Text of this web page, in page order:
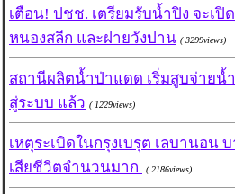
เตือน! ปชช. เตรียมรับน้ำปิง จะเปิ
หนองสลีก และฝายวังปาน ( 3299views)
สถานีผลิตน้ำป่าแดด เริ่มสูบจ่ายน้
สู่ระบบ แล้ว ( 1229views)
เหตุระเบิดในกรุงเบรุต เลบานอน
เสียชีวิตจำนวนมาก
( 2186views)